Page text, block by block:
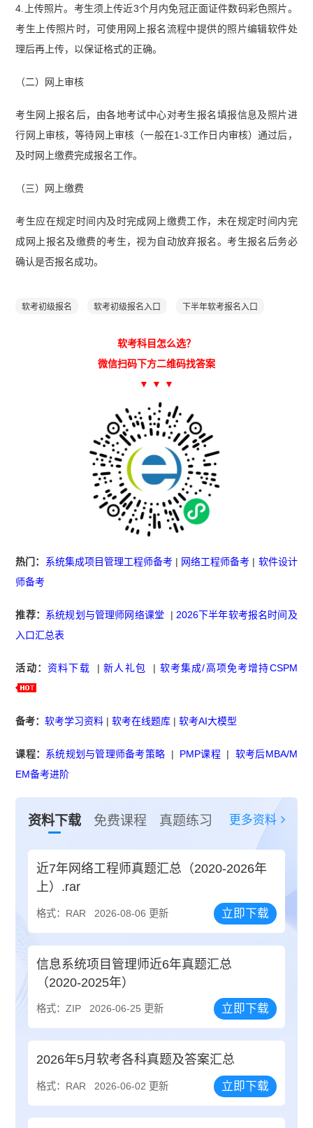
4.上传照片。考生须上传近3个月内免冠正面证件数码彩色照片。
考生上传照片时，可使用网上报名流程中提供的照片编辑软件处
理后再上传，以保证格式的正确。
（二）网上审核
考生网上报名后，由各地考试中心对考生报名填报信息及照片进
行网上审核，等待网上审核（一般在1-3工作日内审核）通过后，
及时网上缴费完成报名工作。
（三）网上缴费
考生应在规定时间内及时完成网上缴费工作，未在规定时间内完
成网上报名及缴费的考生，视为自动放弃报名。考生报名后务必
确认是否报名成功。
软考初级报名 软考初级报名入口 下半年软考报名入口
软考科目怎么选？
微信扫码下方二维码找答案
▼ ▼ ▼
热门： 系统集成项目管理工程师备考 | 网络工程师备考 | 软件设计
师备考
推荐： 系统规划与管理师网络课堂 | 2026下半年软考报名时间及
入口汇总表
活动： 资料下载 |新人礼包 | 软考集成/高项免考增持CSPM
备考：软考学习资料 |软考在线题库 |软考AI大模型
课程： 系统规划与管理师备考策略 | PMP课程| 软考后MBA/M
EM备考进阶
资料下载 免费课程 真题练习 更多资料
近7年网络工程师真题汇总（2020-2026年
上）.rar
格式：RAR 2026-08-06 更新 立即下载
信息系统项目管理师近6年真题汇总
（2020-2025年）
格式：ZIP 2026-06-25 更新 立即下载
2026年5月软考各科真题及答案汇总
格式：RAR 2026-06-02 更新 立即下载